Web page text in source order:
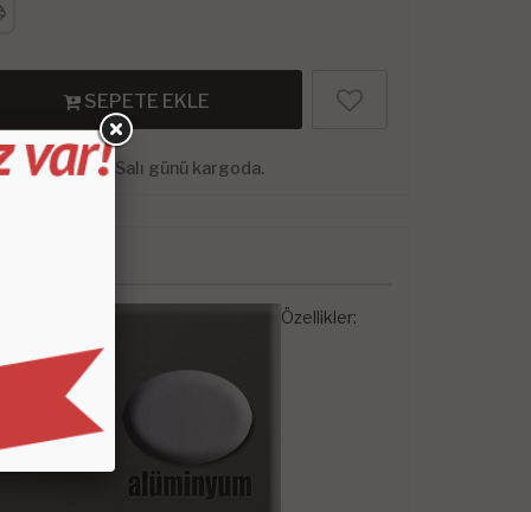
SEPETE EKLE
2026 Salı günü kargoda.
Özellikler: